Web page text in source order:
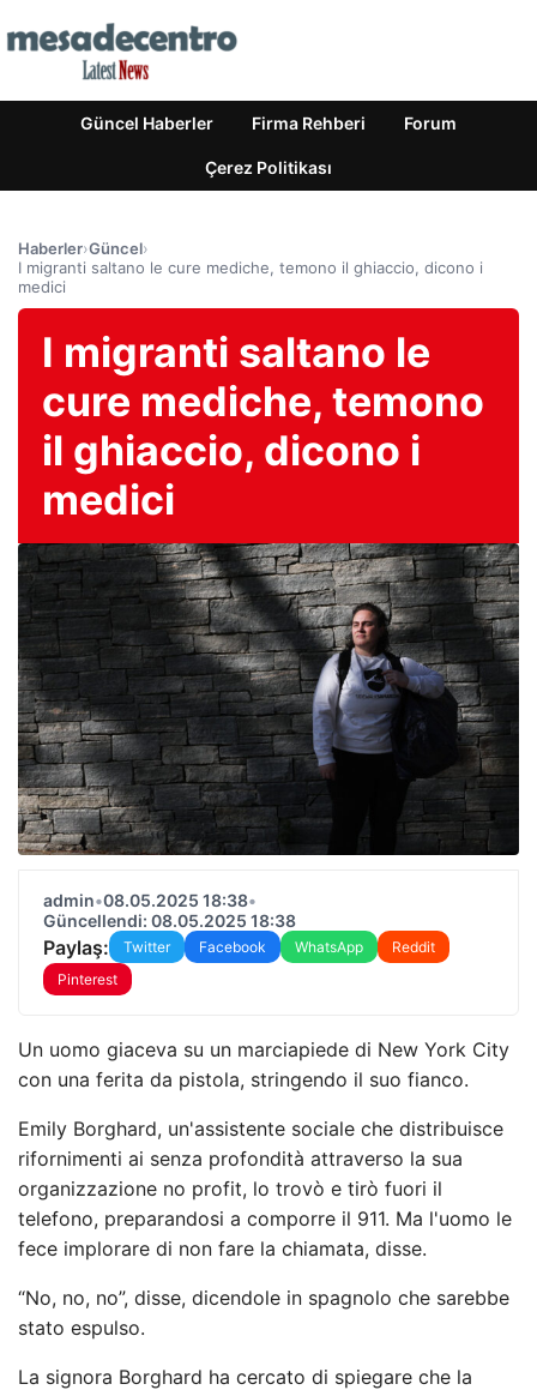
Güncel Haberler Firma Rehberi Forum
Çerez Politikası
Haberler›Güncel›
I migranti saltano le cure mediche, temono il ghiaccio, dicono i
medici
I migranti saltano le
cure mediche, temono
il ghiaccio, dicono i
medici
admin•08.05.2025 18:38•
Güncellendi: 08.05.2025 18:38
Paylaş: Twitter Facebook WhatsApp
Reddit
Pinterest
Un uomo giaceva su un marciapiede di New York City
con una ferita da pistola, stringendo il suo fianco.
Emily Borghard, un'assistente sociale che distribuisce
rifornimenti ai senza profondità attraverso la sua
organizzazione no profit, lo trovò e tirò fuori il
telefono, preparandosi a comporre il 911. Ma l'uomo le
fece implorare di non fare la chiamata, disse.
“No, no, no”, disse, dicendole in spagnolo che sarebbe
stato espulso.
La signora Borghard ha cercato di spiegare che la